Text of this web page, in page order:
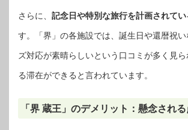
さらに、 記念日や特別な旅行を計画されてい
す。「界」の各施設では、誕生日や還暦祝
ズ対応が素晴らしいという口コミが多く見
る滞在ができると言われています。
「界 蔵王」のデメリット：懸念され